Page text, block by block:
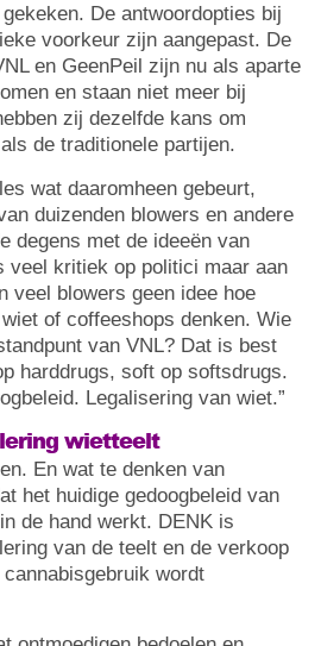
De antwoordopties bij
voorkeur zijn aangepast. De
en GeenPeil zijn nu als aparte
en staan niet meer bij
zij dezelfde kans om
de traditionele partijen.
wat daaromheen gebeurt,
duizenden blowers en andere
degens met de ideeën van
veel kritiek op politici maar aan
veel blowers geen idee hoe
of coffeeshops denken. Wie
van VNL? Dat is best
harddrugs, soft op softsdrugs.
Legalisering van wiet.”
wietteelt
En wat te denken van
het huidige gedoogbeleid van
de hand werkt. DENK is
van de teelt en de verkoop
wordt